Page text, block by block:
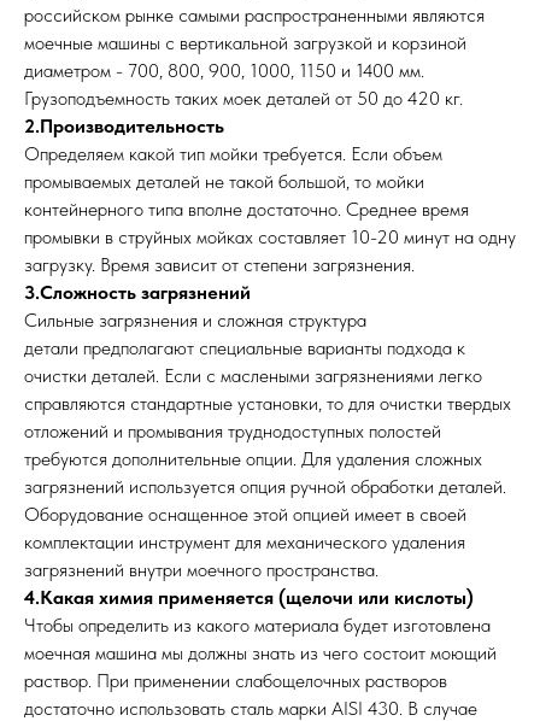
российском рынке самыми распространенными являются
моечные машины с вертикальной загрузкой и корзиной
диаметром - 700, 800, 900, 1000, 1150 и 1400 мм.
Грузоподъемность таких моек деталей от 50 до 420 кг.
2.Производительность
Определяем какой тип мойки требуется. Если объем
промываемых деталей не такой большой, то мойки
контейнерного типа вполне достаточно. Среднее время
промывки в струйных мойках составляет 10-20 минут на одну
загрузку. Время зависит от степени загрязнения.
3.Сложность загрязнений
Сильные загрязнения и сложная структура
детали предполагают специальные варианты подхода к
очистки деталей. Если с маслеными загрязнениями легко
справляются стандартные установки, то для очистки твердых
отложений и промывания труднодоступных полостей
требуются дополнительные опции. Для удаления сложных
загрязнений используется опция ручной обработки деталей.
Оборудование оснащенное этой опцией имеет в своей
комплектации инструмент для механического удаления
загрязнений внутри моечного пространства.
4.Какая химия применяется (щелочи или кислоты)
Чтобы определить из какого материала будет изготовлена
моечная машина мы должны знать из чего состоит моющий
раствор. При применении слабощелочных растворов
достаточно использовать сталь марки AISI 430. В случае